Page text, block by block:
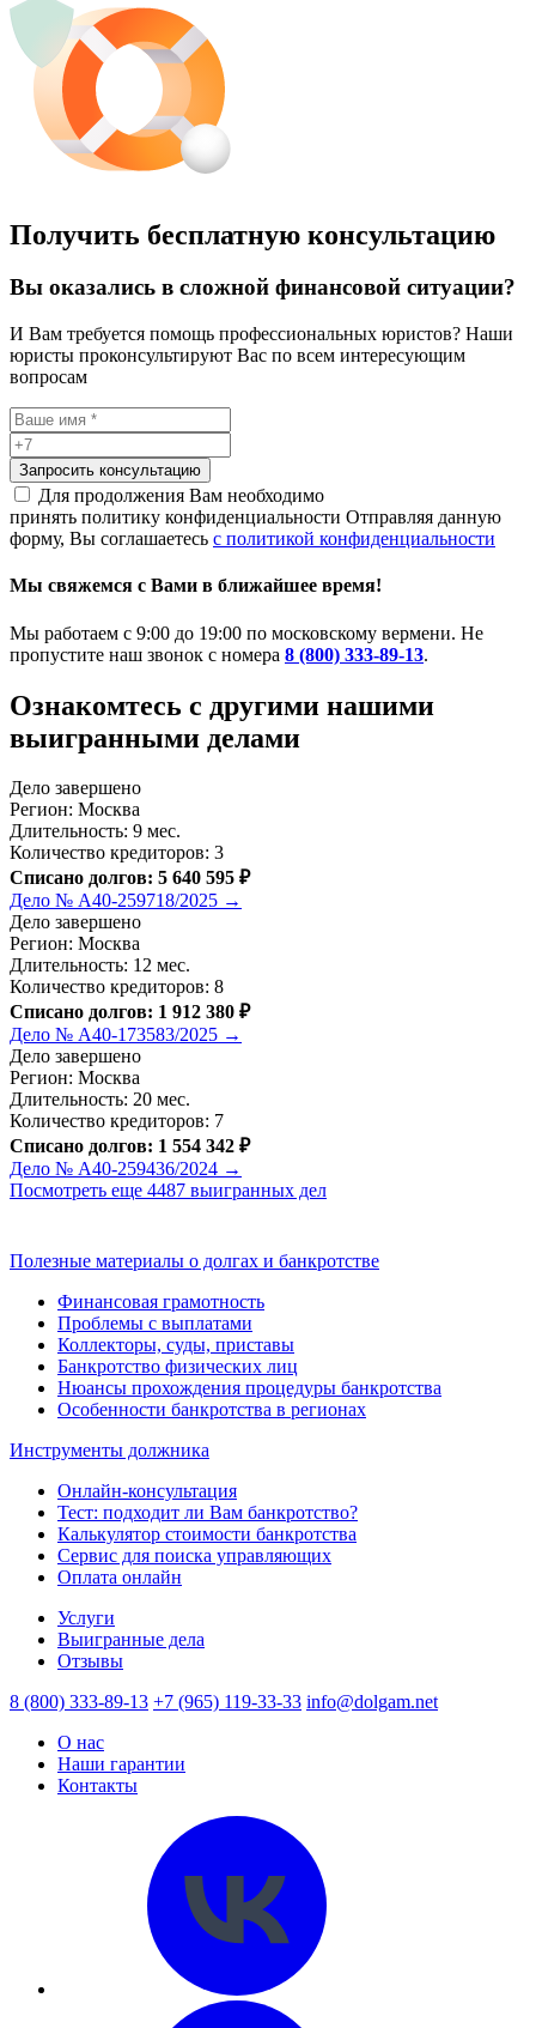
Получить бесплатную консультацию
Вы оказались в сложной финансовой ситуации?
И Вам требуется помощь профессиональных юристов? Наши
юристы проконсультируют Вас по всем интересующим
вопросам
Запросить консультацию
Для продолжения Вам необходимо
принять политику конфиденциальности Отправляя данную
форму, Вы соглашаетесь с политикой конфиденциальности
Мы свяжемся с Вами в ближайшее время!
Мы работаем с 9:00 до 19:00 по московскому вермени. Не
пропустите наш звонок с номера 8 (800) 333-89-13.
Ознакомтесь c другими нашими
выигранными делами
Дело завершено
Регион: Москва
Длительность: 9 мес.
Количество кредиторов: 3
Списано долгов: 5 640 595 ₽
Дело № А40-259718/2025 →
Дело завершено
Регион: Москва
Длительность: 12 мес.
Количество кредиторов: 8
Списано долгов: 1 912 380 ₽
Дело № А40-173583/2025 →
Дело завершено
Регион: Москва
Длительность: 20 мес.
Количество кредиторов: 7
Списано долгов: 1 554 342 ₽
Дело № А40-259436/2024 →
Посмотреть еще 4487 выигранных дел
Полезные материалы о долгах и банкротстве
Финансовая грамотность
Проблемы с выплатами
Коллекторы, суды, приставы
Банкротство физических лиц
Нюансы прохождения процедуры банкротства
Особенности банкротства в регионах
Инструменты должника
Онлайн-консультация
Тест: подходит ли Вам банкротство?
Калькулятор стоимости банкротства
Сервис для поиска управляющих
Оплата онлайн
Услуги
Выигранные дела
Отзывы
8 (800) 333-89-13 +7 (965) 119-33-33 info@dolgam.net
О нас
Наши гарантии
Контакты